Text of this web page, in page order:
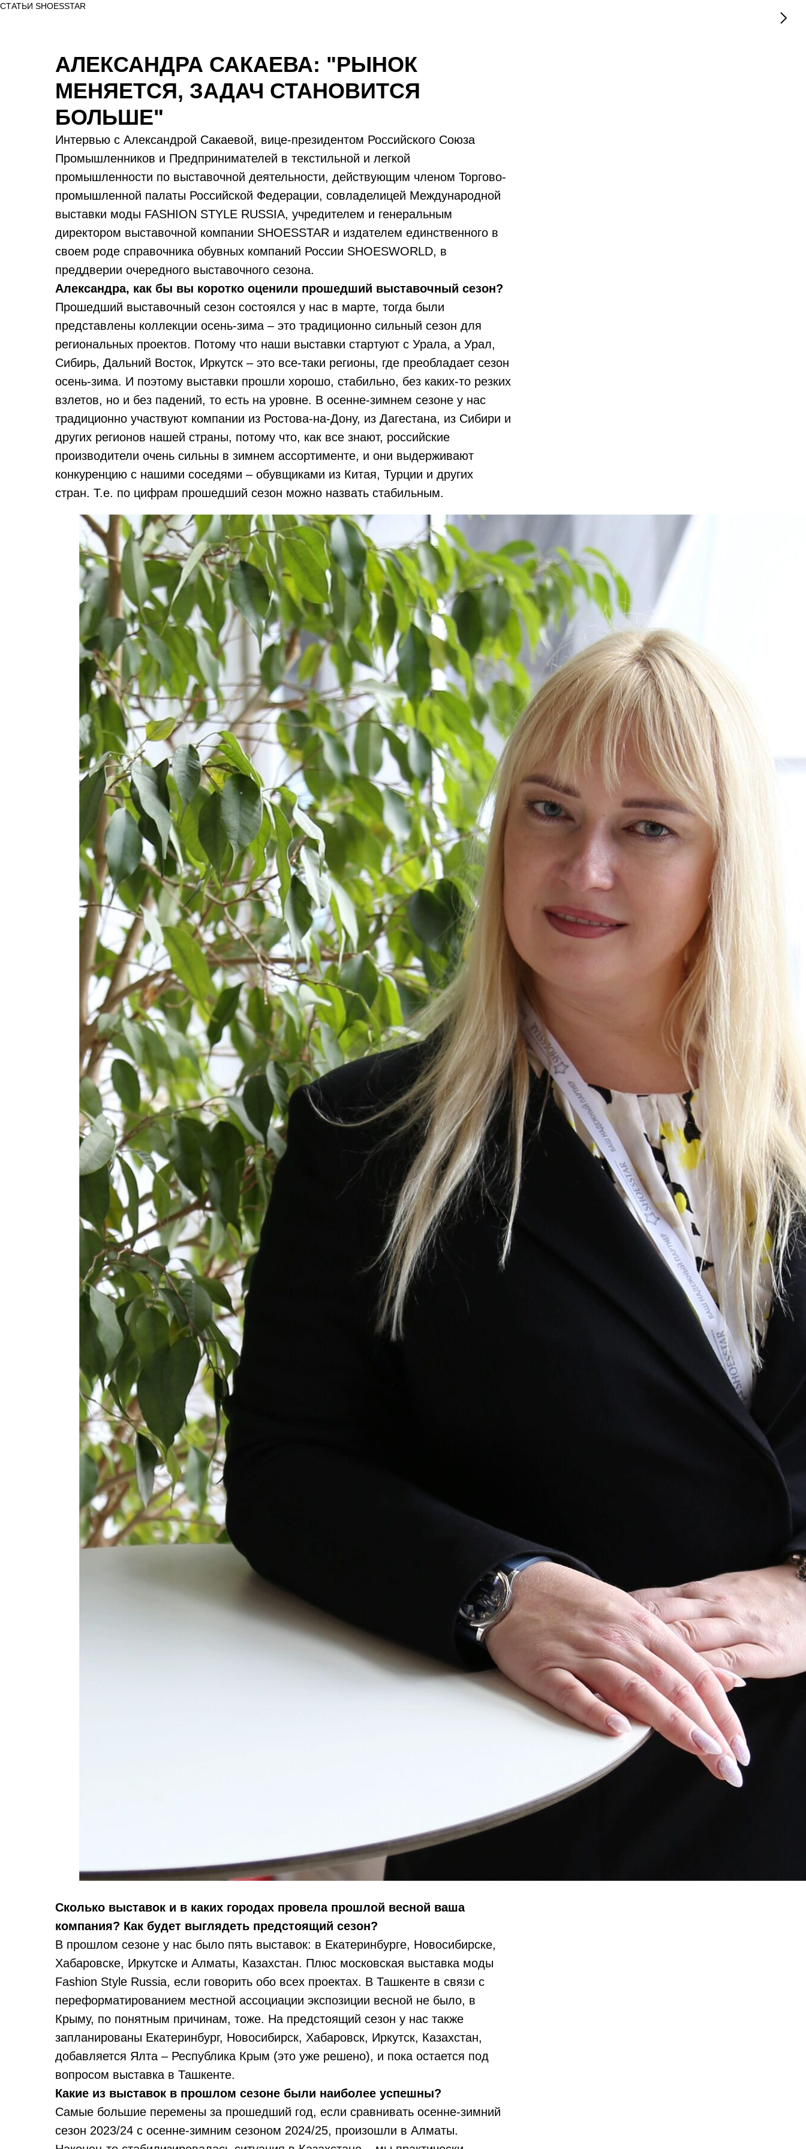
СТАТЬИ SHOESSTAR
АЛЕКСАНДРА САКАЕВА: "РЫНОК
МЕНЯЕТСЯ, ЗАДАЧ СТАНОВИТСЯ
БОЛЬШЕ"
Интервью с Александрой Сакаевой, вице-президентом Российского Союза
Промышленников и Предпринимателей в текстильной и легкой
промышленности по выставочной деятельности, действующим членом Торгово-
промышленной палаты Российской Федерации, совладелицей Международной
выставки моды FASHION STYLE RUSSIA, учредителем и генеральным
директором выставочной компании SHOESSTAR и издателем единственного в
своем роде справочника обувных компаний России SHOESWORLD, в
преддверии очередного выставочного сезона.
Александра, как бы вы коротко оценили прошедший выставочный сезон?
Прошедший выставочный сезон состоялся у нас в марте, тогда были
представлены коллекции осень-зима – это традиционно сильный сезон для
региональных проектов. Потому что наши выставки стартуют с Урала, а Урал,
Сибирь, Дальний Восток, Иркутск – это все-таки регионы, где преобладает сезон
осень-зима. И поэтому выставки прошли хорошо, стабильно, без каких-то резких
взлетов, но и без падений, то есть на уровне. В осенне-зимнем сезоне у нас
традиционно участвуют компании из Ростова-на-Дону, из Дагестана, из Сибири и
других регионов нашей страны, потому что, как все знают, российские
производители очень сильны в зимнем ассортименте, и они выдерживают
конкуренцию с нашими соседями – обувщиками из Китая, Турции и других
стран. Т.е. по цифрам прошедший сезон можно назвать стабильным.
Сколько выставок и в каких городах провела прошлой весной ваша
компания? Как будет выглядеть предстоящий сезон?
В прошлом сезоне у нас было пять выставок: в Екатеринбурге, Новосибирске,
Хабаровске, Иркутске и Алматы, Казахстан. Плюс московская выставка моды
Fashion Style Russia, если говорить обо всех проектах. В Ташкенте в связи с
переформатированием местной ассоциации экспозиции весной не было, в
Крыму, по понятным причинам, тоже. На предстоящий сезон у нас также
запланированы Екатеринбург, Новосибирск, Хабаровск, Иркутск, Казахстан,
добавляется Ялта – Республика Крым (это уже решено), и пока остается под
вопросом выставка в Ташкенте.
Какие из выставок в прошлом сезоне были наиболее успешны?
Самые большие перемены за прошедший год, если сравнивать осенне-зимний
сезон 2023/24 с осенне-зимним сезоном 2024/25, произошли в Алматы.